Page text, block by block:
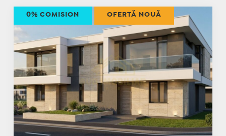
0% COMISION OFERTĂ NOUĂ